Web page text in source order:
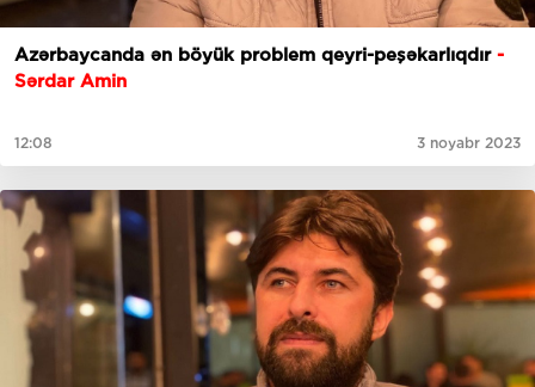
Azərbaycanda ən böyük problem qeyri-peşəkarlıqdır -
Sərdar Amin
12:08 3 noyabr 2023